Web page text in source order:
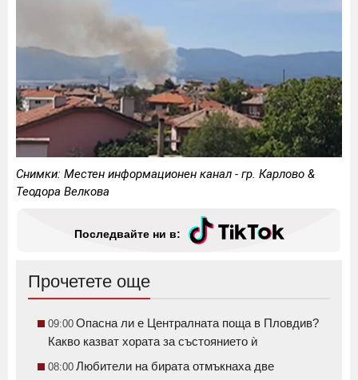
Снимки: Местен информационен канал - гр. Карлово &
Теодора Велкова
Последвайте ни в:
Прочетете още
09:00 Опасна ли е Централната поща в Пловдив?
Какво казват хората за състоянието ѝ
08:00 Любители на бирата отмъкнаха две